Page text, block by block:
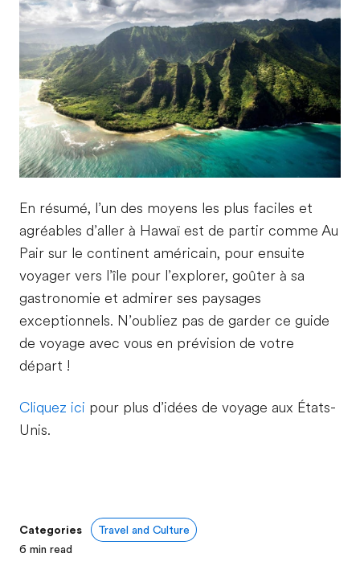
En résumé, l’un des moyens les plus faciles et
agréables d’aller à Hawaï est de partir comme Au
Pair sur le continent américain, pour ensuite
voyager vers l’île pour l’explorer, goûter à sa
gastronomie et admirer ses paysages
exceptionnels. N’oubliez pas de garder ce guide
de voyage avec vous en prévision de votre
départ !
Cliquez ici pour plus d’idées de voyage aux États-
Unis.
Categories
Travel and Culture
6 min read